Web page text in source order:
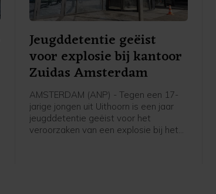
Jeugddetentie geëist
voor explosie bij kantoor
Zuidas Amsterdam
AMSTERDAM (ANP) - Tegen een 17-
jarige jongen uit Uithoorn is een jaar
jeugddetentie geëist voor het
veroorzaken van een explosie bij het